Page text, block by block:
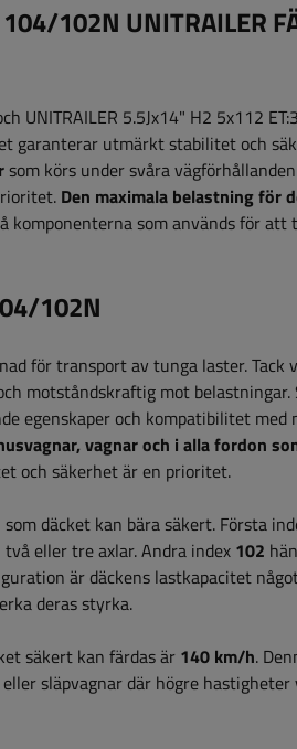
102N UNITRAILER
UNITRAILER 5.5Jx14" H2 5x112
garanterar utmärkt stabilitet och
som körs under svåra
Den maximala belastning för
komponenterna som används för
102N
för transport av tunga laster. Tack
motståndskraftig mot belastningar.
egenskaper och kompatibilitet med
vagnar och i alla fordon
och säkerhet är en prioritet.
däcket kan bära säkert. Första
eller tre axlar. Andra index 102
är däckens lastkapacitet
deras styrka.
säkert kan färdas är 140 km/h.
släpvagnar där högre